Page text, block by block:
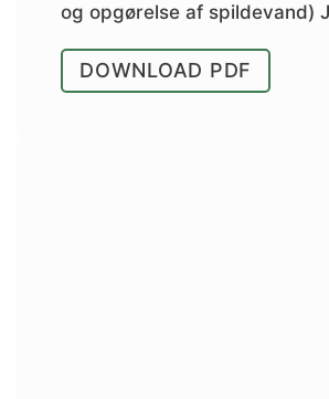
og opgørelse af spildevand)
DOWNLOAD PDF